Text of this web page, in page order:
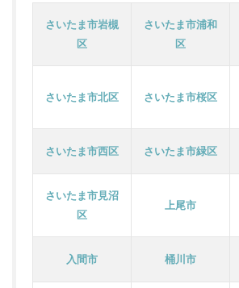
さいたま市岩槻
区
さいたま市浦和
区
さいたま市北区 さいたま市桜区
さいたま市西区 さいたま市緑区
さいたま市見沼
区
上尾市
入間市 桶川市